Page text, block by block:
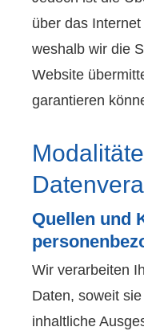
über das
weshalb wir die
Website
garantieren
Quellen und
Wir verarbeiten
Daten, soweit
inhaltliche